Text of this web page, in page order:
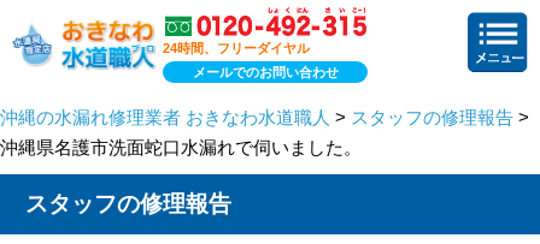
24時間、フリーダイヤル
メールでのお問い合わせ
沖縄の水漏れ修理業者 おきなわ水道職人 > スタッフの修理報告 >
沖縄県名護市洗面蛇口水漏れで伺いました。
スタッフの修理報告